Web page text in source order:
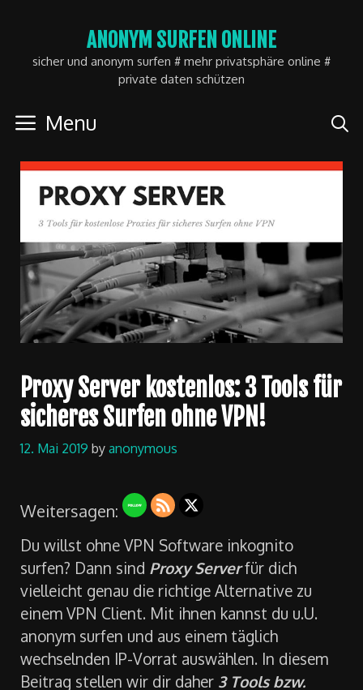
content
ANONYM SURFEN ONLINE
sicher und anonym surfen # mehr privatsphäre online #
private daten schützen
Menu
Proxy Server kostenlos: 3 Tools für
sicheres Surfen ohne VPN!
12. Mai 2019 byanonymous
Weitersagen:
Du willst ohne VPN Software inkognito
surfen? Dann sind Proxy Serverfür dich
vielleicht genau die richtige Alternative zu
einem VPN Client. Mit ihnen kannst du u.U.
anonym surfen und aus einem täglich
wechselnden IP-Vorrat auswählen. In diesem
Beitrag stellen wir dir daher 3 Tools bzw.